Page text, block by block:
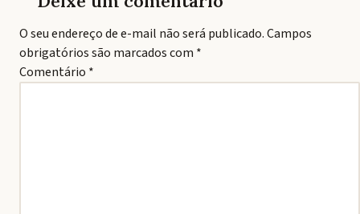
O seu endereço de e-mail não será publicado.Campos
obrigatórios são marcados com *
Comentário *